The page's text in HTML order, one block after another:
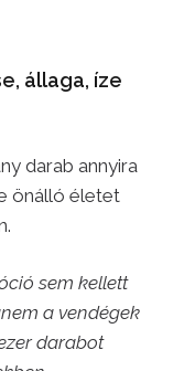
állaga, íze
darab annyira
önálló életet
sem kellett
a vendégek
darabot